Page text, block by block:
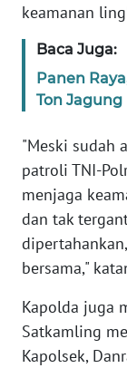
keamanan
Baca Juga:
Panen
Ton Jagung
"Meski sudah
patroli TNI-
menjaga
dan tak
bersama,"
Kapolda juga
Satkamling
Kapolsek,
BANTEN
WN
WN
KEPRI
PAPUA
WN
PAPUA
BARAT